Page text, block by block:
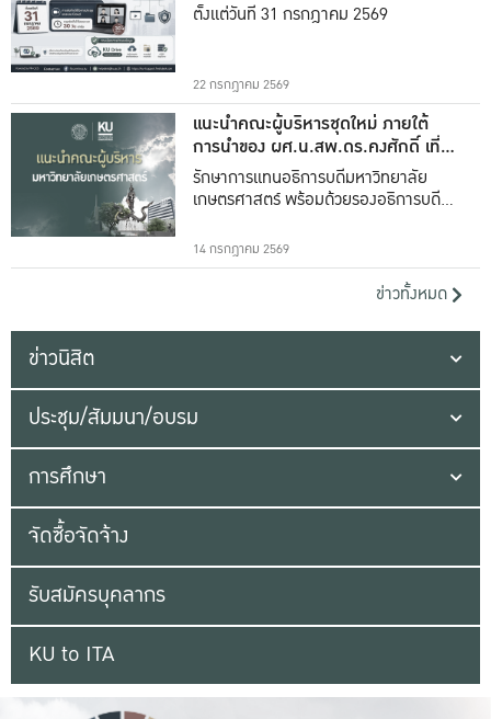
ตั้งแต่วันที่ 31 กรกฎาคม 2569
22 กรกฎาคม 2569
แนะนำคณะผู้บริหารชุดใหม่ ภายใต้
การนำของ ผศ.น.สพ.ดร.คงศักดิ์ เที่ยง
ธรรม
รักษาการแทนอธิการบดีมหาวิทยาลัย
เกษตรศาสตร์ พร้อมด้วยรองอธิการบดีทั้ง
14 กรกฎาคม 2569
ข่าวทั้งหมด
ข่าวนิสิต
ประชุม/สัมมนา/อบรม
การศึกษา
จัดซื้อจัดจ้าง
รับสมัครบุคลากร
KU to ITA